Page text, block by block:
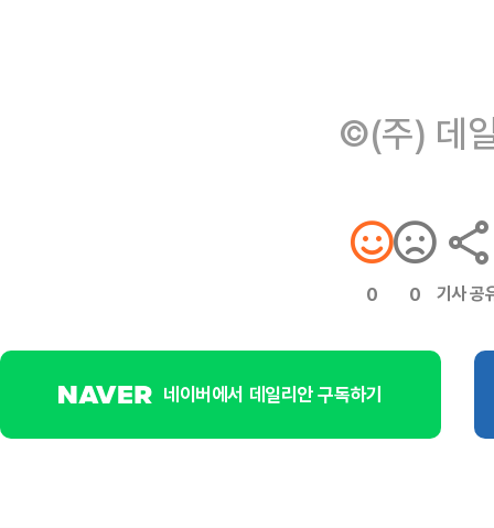
©(주) 데
0 0 기사 공
네이버에서 데일리안 구독하기